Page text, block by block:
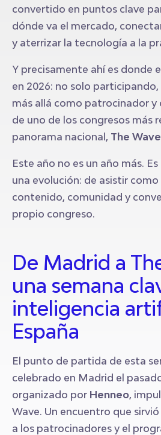
convertido en puntos clave
dónde va el mercado,
y aterrizar la tecnología a la
Y precisamente ahí es donde
en 2026: no solo
más allá como patrocinador
de uno de los congresos más
panorama nacional, The
Este año no es un año más.
una evolución: de asistir
contenido, comunidad y
propio congreso.
De Madrid a
una semana
inteligencia
España
El punto de partida de esta
celebrado en Madrid el
organizado por Henneo,
Wave. Un encuentro que
a los patrocinadores y el